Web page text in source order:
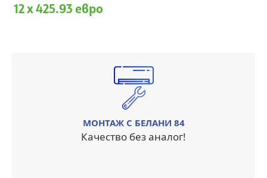
12 x 425.93 евро
МОНТАЖ С БЕЛАНИ 84
Качество без аналог!